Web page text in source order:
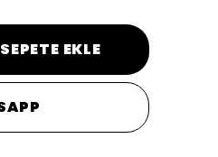
SEPETE EKLE